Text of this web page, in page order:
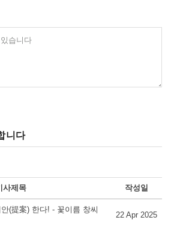
습니다
니다
사제목 작성일
안(提案) 한다! - 꽃이름 창씨
22 Apr 2025